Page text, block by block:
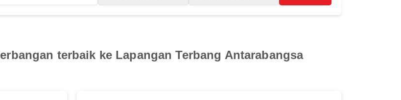
terbaik ke Lapangan Terbang Antarabangsa